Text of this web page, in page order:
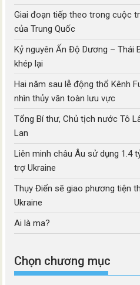
Giai đoạn tiếp theo trong cuộc
của Trung Quốc
Kỷ nguyên Ấn Độ Dương – Thái
khép lại
Hai năm sau lễ động thổ Kênh
nhìn thủy văn toàn lưu vực
Tổng Bí thư, Chủ tịch nước Tô
Lan
Liên minh châu Âu sử dụng 1.4
trợ Ukraine
Thụy Điển sẽ giao phương tiện
Ukraine
Ai là ma?
Chọn chương mục